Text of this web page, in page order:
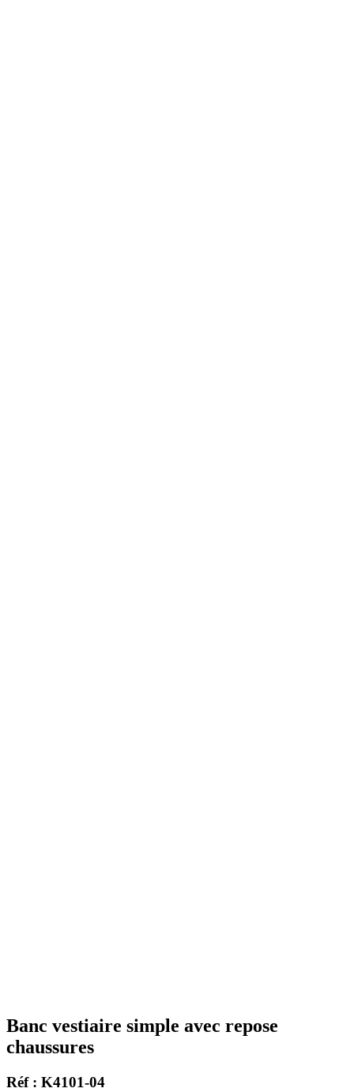
Banc vestiaire simple avec repose
chaussures
Réf : K4101-04